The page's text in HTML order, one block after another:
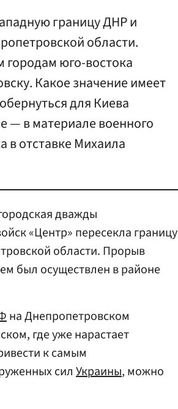
границу ДНР и
области.
городам юго-востока
Какое значение имеет
для Киева
— в материале военного
в отставке Михаила
дважды
«Центр» пересекла границу
области. Прорыв
был осуществлен в районе
на Днепропетровском
где уже нарастает
к самым
сил Украины, можно